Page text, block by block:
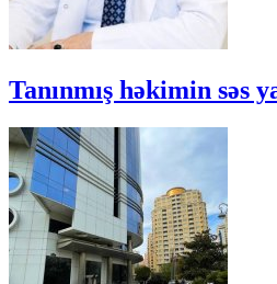
Tanınmış həkimin səs